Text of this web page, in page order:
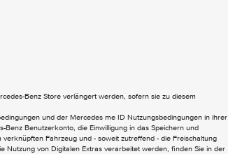
Lenkradschaltpaddles
Multifunktions-Sportlenkrad in Leder
Zierelemente Holz Esche schwarz
Benz Store verlängert werden, sofern sie zu diesem
und der Mercedes me ID Nutzungsbedingungen in ihrer
Benutzerkonto, die Einwilligung in das Speichern und
Fahrzeug und - soweit zutreffend - die Freischaltung
Nutzung von Digitalen Extras verarbeitet werden, finden Sie in der